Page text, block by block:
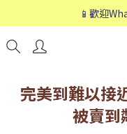
📱歡迎
📱歡迎
❤️會員專享：
完美到難以接
被賣到